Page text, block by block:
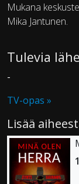
Mukana
Mika Jantunen.
Tulevia
-
TV-opas »
Lisää